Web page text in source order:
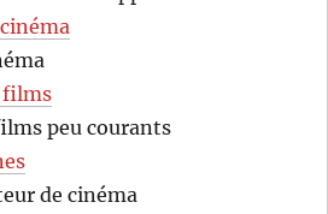
films
peu courants
de cinéma